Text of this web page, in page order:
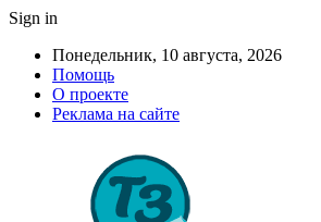
Sign in
Понедельник, 10 августа, 2026
Помощь
О проекте
Реклама на сайте